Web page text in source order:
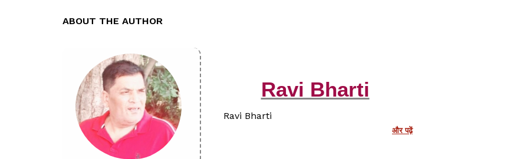
ABOUT THE AUTHOR
Ravi Bharti
Ravi Bharti
और पढ़ें